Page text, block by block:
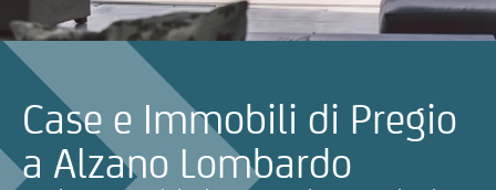
Case e Immobili di Pregio
a Alzano Lombardo